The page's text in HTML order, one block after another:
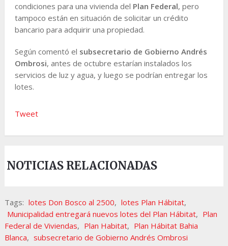
condiciones para una vivienda del Plan Federal, pero
tampoco están en situación de solicitar un crédito
bancario para adquirir una propiedad.
Según comentó el subsecretario de Gobierno Andrés
Ombrosi, antes de octubre estarían instalados los
servicios de luz y agua, y luego se podrían entregar los
lotes.
Tweet
NOTICIAS RELACIONADAS
Tags: lotes Don Bosco al 2500, lotes Plan Hábitat,
Municipalidad entregará nuevos lotes del Plan Hábitat, Plan
Federal de Viviendas, Plan Habitat, Plan Hábitat Bahia
Blanca, subsecretario de Gobierno Andrés Ombrosi